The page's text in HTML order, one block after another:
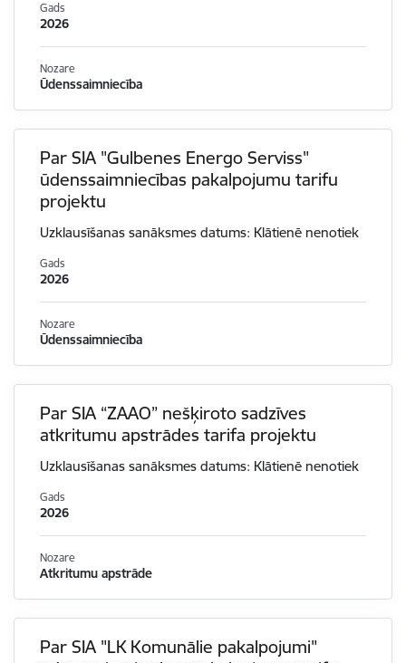
Gads
2026
Nozare
Ūdenssaimniecība
Par SIA "Gulbenes Energo Serviss"
ūdenssaimniecības pakalpojumu tarifu
projektu
Uzklausīšanas sanāksmes datums: Klātienē nenotiek
Gads
2026
Nozare
Ūdenssaimniecība
Par SIA “ZAAO” nešķiroto sadzīves
atkritumu apstrādes tarifa projektu
Uzklausīšanas sanāksmes datums: Klātienē nenotiek
Gads
2026
Nozare
Atkritumu apstrāde
Par SIA "LK Komunālie pakalpojumi"